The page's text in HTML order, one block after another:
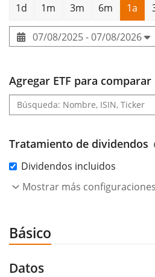
1d 1m 3m 6m 1a
07/08/2025 - 07/08/2026
Agregar ETF para comparar
Tratamiento de dividendos
Dividendos incluidos
Mostrar más
Básico
Datos